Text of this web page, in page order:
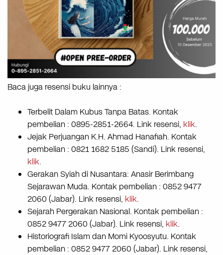
Baca juga resensi buku lainnya :
Terbelit Dalam Kubus Tanpa Batas. Kontak
pembelian : 0895-2851-2664. Link resensi, klik.
Jejak Perjuangan K.H. Ahmad Hanafiah. Kontak
pembelian : 0821 1682 5185 (Sandi). Link resensi,
klik.
Gerakan Syiah di Nusantara: Anasir Berimbang
Sejarawan Muda. Kontak pembelian : 0852 9477
2060 (Jabar). Link resensi, klik.
Sejarah Pergerakan Nasional. Kontak pembelian :
0852 9477 2060 (Jabar). Link resensi, klik.
Historiografi Islam dan Momi Kyoosyutu. Kontak
pembelian : 0852 9477 2060 (Jabar). Link resensi,